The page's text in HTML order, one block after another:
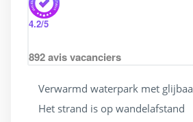
4.2/5
892avis vacanciers
Verwarmd waterpark met
Het strand is op wandelafstand